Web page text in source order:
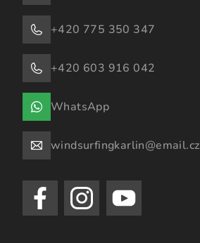
+420 775 350 347
+420 603 916 042
WhatsApp
windsurfingkarlin@email.cz